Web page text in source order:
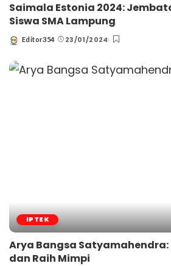
Saimala Estonia 2024:
Siswa SMA Lampung
Posted
Editor354 23/01/2024
IPTEK
Arya Bangsa
dan Raih Mimpi